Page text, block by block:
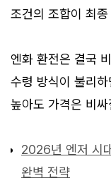
조건의 조합이 최
엔화 환전은 결국
수령 방식이 불리
높아도 가격은 비
2026년 엔저 시
완벽 전략